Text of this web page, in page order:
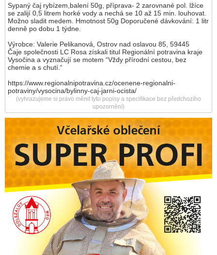
Sypaný čaj rybízem,balení 50g, příprava- 2 zarovnané pol. lžíce
se zalijí 0,5 litrem horké vody a nechá se 10 až 15 min. louhovat.
Možno sladit medem. Hmotnost 50g Doporučené dávkování: 1 litr
denně po dobu 1 týdne.
Výrobce: Valerie Pelikanová, Ostrov nad oslavou 85, 59445
Čaje společnosti LC Rosa získali titul Regionální potravina kraje
Vysočina a vyznačují se motem “Vždy přírodní cestou, bez
chemie a s chutí.“
https://www.regionalnipotravina.cz/ocenene-regionalni-
potraviny/vysocina/bylinny-caj-jarni-ocista/
(vyhrazujeme si právo měnit tyto popisy a specifikace bez předchozího
upozornění)